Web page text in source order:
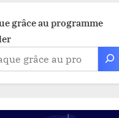
grâce au programme